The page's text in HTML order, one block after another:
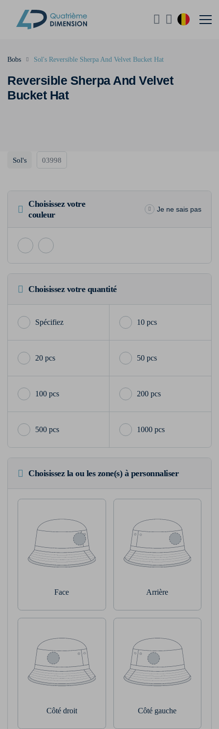
Reversible Sherpa And Velvet
Bucket Hat
Bobs Sol's Reversible Sherpa And Velvet Bucket Hat
Sol's 03998
Choisissez votre
couleur
Je ne sais pas
Choisissez votre quantité
10 pcs
20 pcs 50 pcs
100 pcs 200 pcs
500 pcs 1000 pcs
Choisissez la ou les zone(s) à personnaliser
Face Arrière
Côté droit Côté gauche